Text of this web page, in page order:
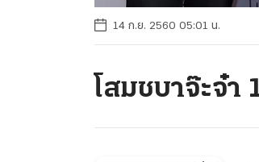
14 ก.ย. 2560 05:01 น.
โสมชบาจ๊ะจ๋า